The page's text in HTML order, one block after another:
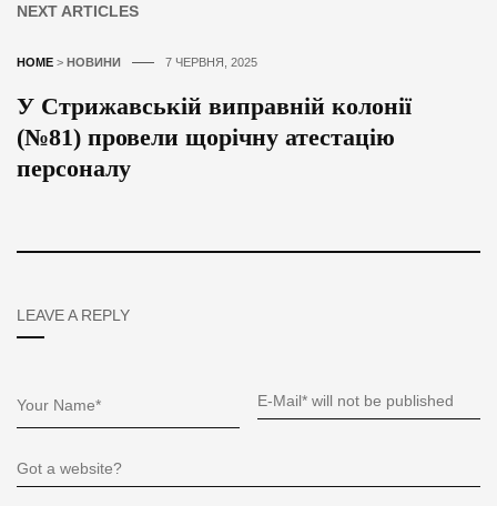
NEXT ARTICLES
HOME > НОВИНИ 7 ЧЕРВНЯ, 2025
У Стрижавській виправній колонії
(№81) провели щорічну атестацію
персоналу
LEAVE A REPLY